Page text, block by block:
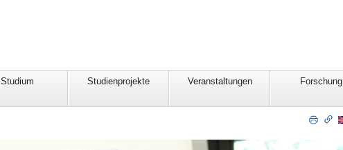
Studium Studienprojekte Veranstaltungen Forschung